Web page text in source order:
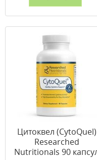
Цитоквел (CytoQuel)
Researched
Nutritionals 90